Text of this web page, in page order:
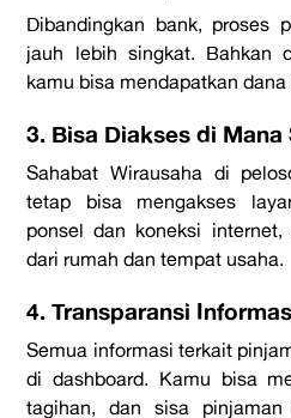
Dibandingkan bank, proses
jauh lebih singkat. Bahkan
kamu bisa mendapatkan dana
3. Bisa Diakses di Mana
Sahabat Wirausaha di
tetap bisa mengakses
ponsel dan koneksi
dari rumah dan tempat usaha.
4. Transparansi
Semua informasi terkait
didashboard . Kamu bisa
tagihan, dan sisa pinjaman